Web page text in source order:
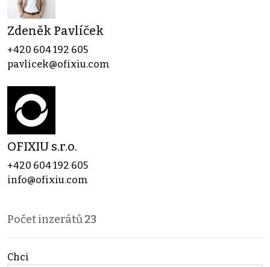
Zdeněk Pavlíček
+420 604 192 605
pavlicek@ofixiu.com
OFIXIU s.r.o.
+420 604 192 605
info@ofixiu.com
Počet inzerátů23
Chci